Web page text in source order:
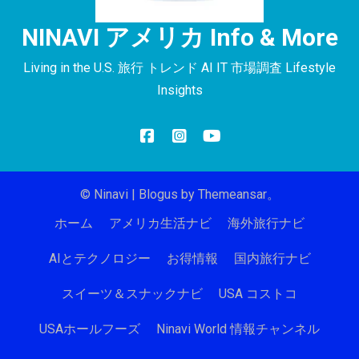
NINAVI アメリカ Info & More
Living in the U.S. 旅行 トレンド AI IT 市場調査 Lifestyle
Insights
© Ninavi | Blogus by Themeansar。
ホーム
アメリカ生活ナビ 海外旅行ナビ
AIとテクノロジー お得情報 国内旅行ナビ
スイーツ＆スナックナビ USA コストコ
USAホールフーズ Ninavi World 情報チャンネル